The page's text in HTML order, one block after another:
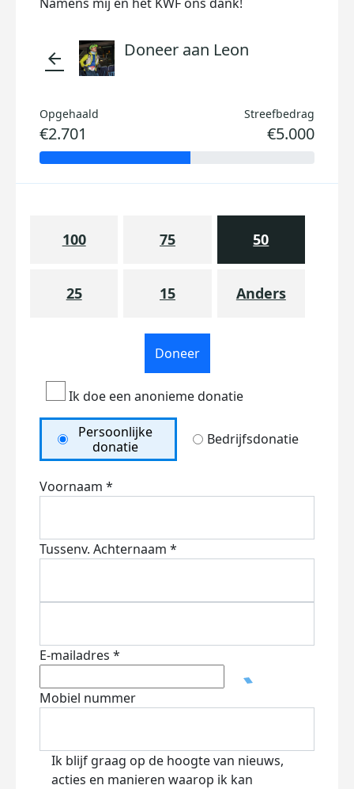
arrow_back Doneer aan Leon
Opgehaald
€2.701
Streefbedrag
€5.000
100 75 50
25 15 Anders
Doneer
Ik doe een anonieme donatie
Persoonlijke
donatie
Bedrijfsdonatie
Voornaam *
Tussenv. Achternaam *
E-mailadres *
Mobiel nummer
Ik blijf graag op de hoogte van nieuws,
acties en manieren waarop ik kan